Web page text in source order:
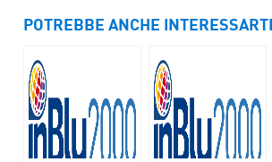
POTREBBE ANCHE INTERESSARTI